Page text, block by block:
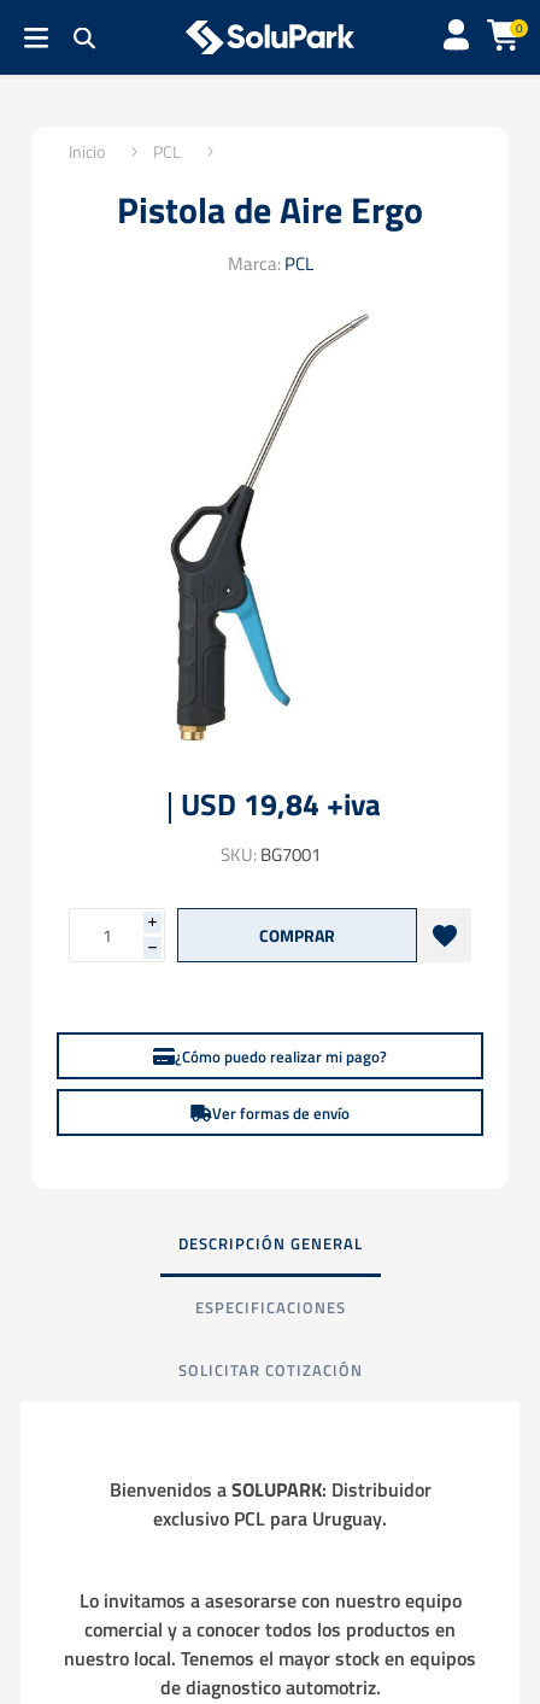
0
Inicio PCL
Pistola de Aire Ergo
Marca:PCL
USD 19,84 +iva
SKU:BG7001
i
h
¿Cómo puedo realizar mi pago?
Ver formas de envío
DESCRIPCIÓN GENERAL
ESPECIFICACIONES
SOLICITAR COTIZACIÓN
Bienvenidos aSOLUPARK: Distribuidor
exclusivo PCL para Uruguay.
Lo invitamos a asesorarse con nuestro equipo
comercial y a conocer todos los productos en
nuestro local. Tenemos el mayor stock en equipos
de diagnostico automotriz.